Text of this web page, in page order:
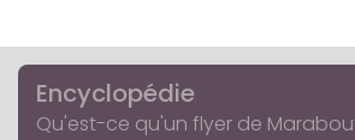
Encyclopédie
Qu'est-ce qu'un flyer de